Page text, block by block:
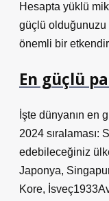
Hesapta yüklü
güçlü olduğunuzu
önemli bir
En güçlü
İşte dünyanın en
2024 sıralaması:
edebileceğiniz
Japonya,
Kore,